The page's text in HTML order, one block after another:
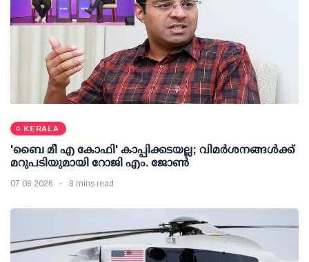
KERALA
'ബൈ മീ എ കോഫി' കാപ്പിക്കടയല്ല; വിമര്‍ശനങ്ങള്‍ക്ക്
മറുപടിയുമായി റോജി എം. ജോണ്‍
07 08 2026 8 mins read